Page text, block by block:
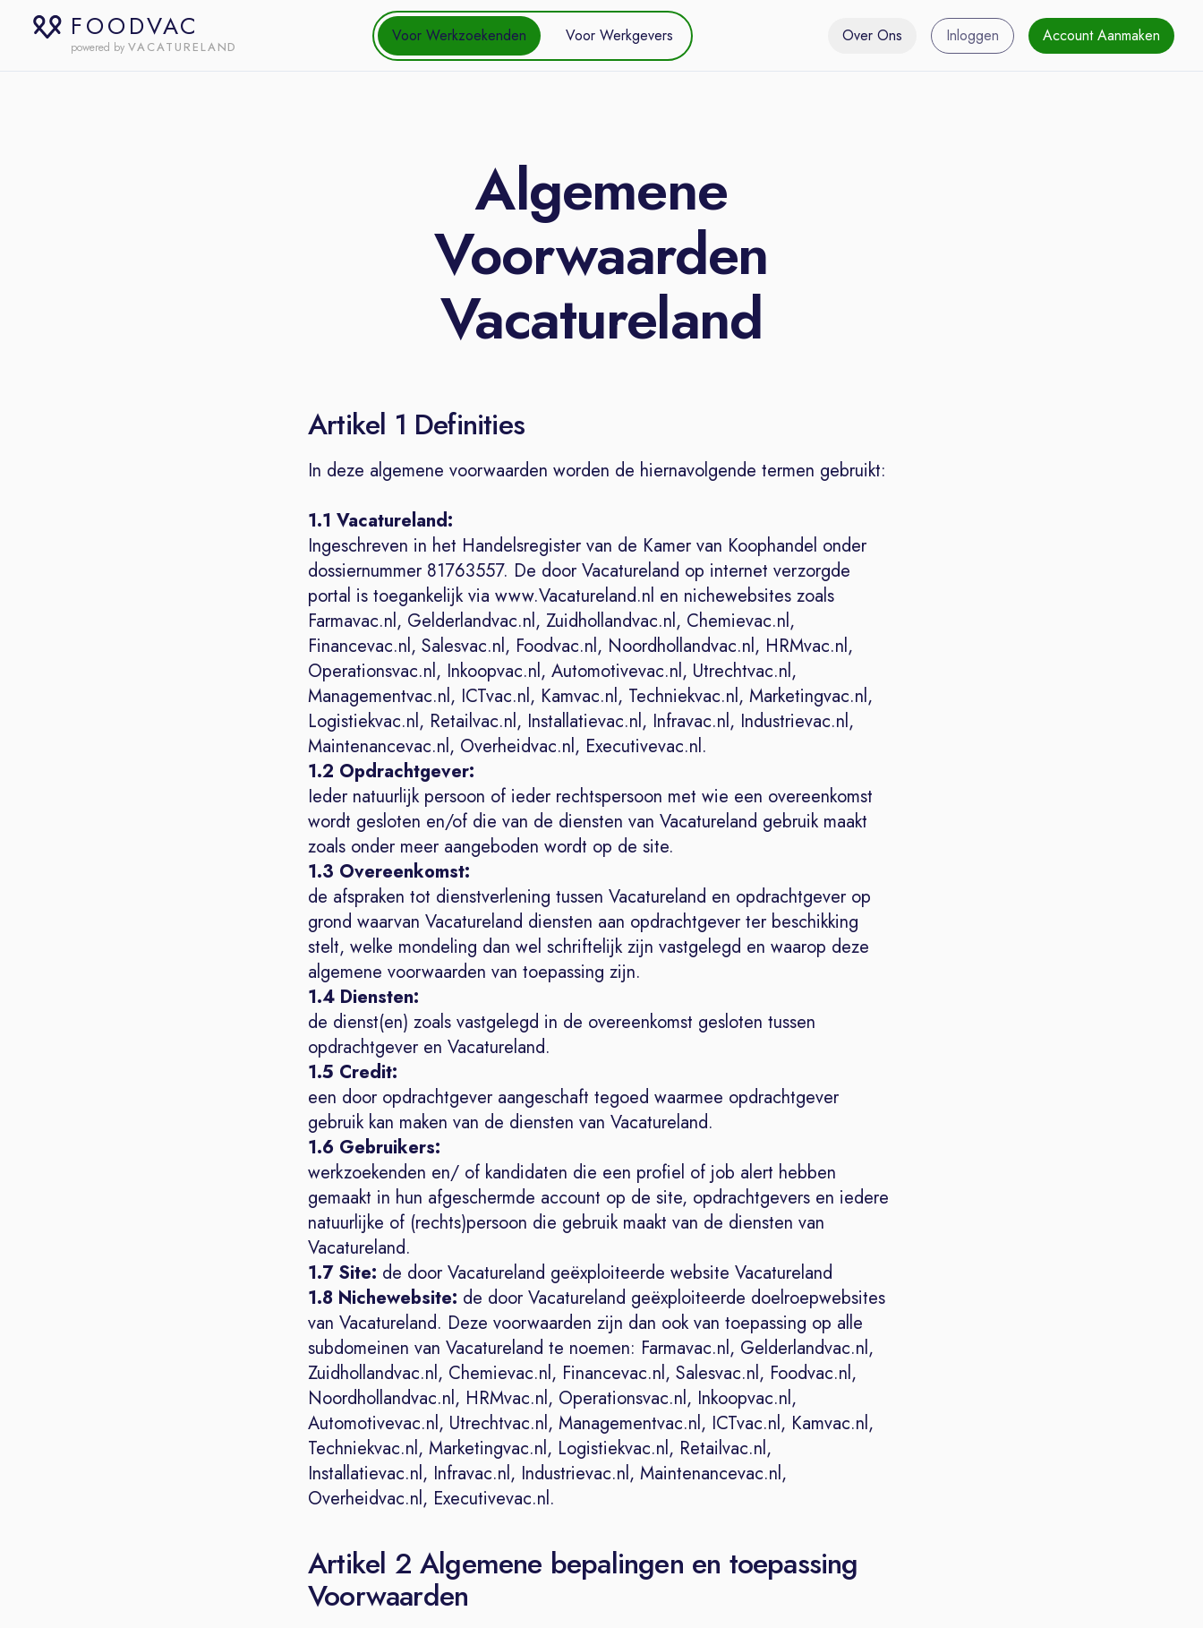
FOODVAC
powered by VACATURELAND
Voor Werkzoekenden Voor Werkgevers Over Ons Inloggen Account Aanmaken
Algemene
Voorwaarden
Vacatureland
Artikel 1 Definities
In deze algemene voorwaarden worden de hiernavolgende termen gebruikt:
1.1 Vacatureland:
Ingeschreven in het Handelsregister van de Kamer van Koophandel onder
dossiernummer 81763557. De door Vacatureland op internet verzorgde
portal is toegankelijk via www.Vacatureland.nl en nichewebsites zoals
Farmavac.nl, Gelderlandvac.nl, Zuidhollandvac.nl, Chemievac.nl,
Financevac.nl, Salesvac.nl, Foodvac.nl, Noordhollandvac.nl, HRMvac.nl,
Operationsvac.nl, Inkoopvac.nl, Automotivevac.nl, Utrechtvac.nl,
Managementvac.nl, ICTvac.nl, Kamvac.nl, Techniekvac.nl, Marketingvac.nl,
Logistiekvac.nl, Retailvac.nl, Installatievac.nl, Infravac.nl, Industrievac.nl,
Maintenancevac.nl, Overheidvac.nl, Executivevac.nl.
1.2 Opdrachtgever:
Ieder natuurlijk persoon of ieder rechtspersoon met wie een overeenkomst
wordt gesloten en/of die van de diensten van Vacatureland gebruik maakt
zoals onder meer aangeboden wordt op de site.
1.3 Overeenkomst:
de afspraken tot dienstverlening tussen Vacatureland en opdrachtgever op
grond waarvan Vacatureland diensten aan opdrachtgever ter beschikking
stelt, welke mondeling dan wel schriftelijk zijn vastgelegd en waarop deze
algemene voorwaarden van toepassing zijn.
1.4 Diensten:
de dienst(en) zoals vastgelegd in de overeenkomst gesloten tussen
opdrachtgever en Vacatureland.
1.5 Credit:
een door opdrachtgever aangeschaft tegoed waarmee opdrachtgever
gebruik kan maken van de diensten van Vacatureland.
1.6 Gebruikers:
werkzoekenden en/ of kandidaten die een profiel of job alert hebben
gemaakt in hun afgeschermde account op de site, opdrachtgevers en iedere
natuurlijke of (rechts)persoon die gebruik maakt van de diensten van
Vacatureland.
1.7 Site: de door Vacatureland geëxploiteerde website Vacatureland
1.8 Nichewebsite: de door Vacatureland geëxploiteerde doelroepwebsites
van Vacatureland. Deze voorwaarden zijn dan ook van toepassing op alle
subdomeinen van Vacatureland te noemen: Farmavac.nl, Gelderlandvac.nl,
Zuidhollandvac.nl, Chemievac.nl, Financevac.nl, Salesvac.nl, Foodvac.nl,
Noordhollandvac.nl, HRMvac.nl, Operationsvac.nl, Inkoopvac.nl,
Automotivevac.nl, Utrechtvac.nl, Managementvac.nl, ICTvac.nl, Kamvac.nl,
Techniekvac.nl, Marketingvac.nl, Logistiekvac.nl, Retailvac.nl,
Installatievac.nl, Infravac.nl, Industrievac.nl, Maintenancevac.nl,
Overheidvac.nl, Executivevac.nl.
Artikel 2 Algemene bepalingen en toepassing
Voorwaarden